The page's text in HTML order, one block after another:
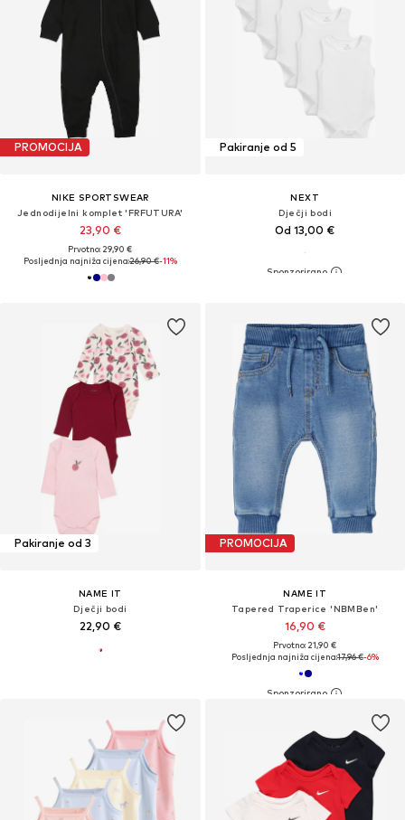
PROMOCIJA
NIKE SPORTSWEAR
Jednodijelni komplet 'FRFUTURA'
23,90 €
Prvotno: 29,90 €
Posljednja najniža cijena:26,90 €-11%
Pakiranje od 5
NEXT
Dječji bodi
Od 13,00 €
Pakiranje od 3
NAME IT
Dječji bodi
22,90 €
PROMOCIJA
NAME IT
Tapered Traperice 'NBMBen'
16,90 €
Prvotno: 21,90 €
Posljednja najniža cijena:17,96 €-6%